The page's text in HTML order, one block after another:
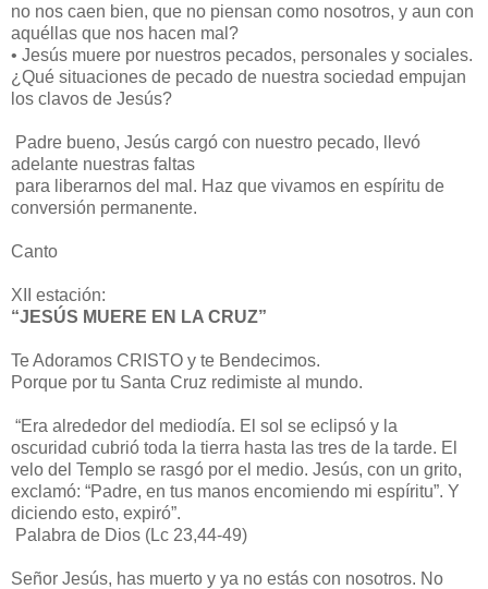
no nos caen bien, que no piensan como nosotros, y aun con
aquéllas que nos hacen mal?
• Jesús muere por nuestros pecados, personales y sociales.
¿Qué situaciones de pecado de nuestra sociedad empujan
los clavos de Jesús?
Padre bueno, Jesús cargó con nuestro pecado, llevó
adelante nuestras faltas
para liberarnos del mal. Haz que vivamos en espíritu de
conversión permanente.
Canto
XII estación:
“JESÚS MUERE EN LA CRUZ”
Te Adoramos CRISTO y te Bendecimos.
Porque por tu Santa Cruz redimiste al mundo.
“Era alrededor del mediodía. El sol se eclipsó y la
oscuridad cubrió toda la tierra hasta las tres de la tarde. El
velo del Templo se rasgó por el medio. Jesús, con un grito,
exclamó: “Padre, en tus manos encomiendo mi espíritu”. Y
diciendo esto, expiró”.
Palabra de Dios (Lc 23,44-49)
Señor Jesús, has muerto y ya no estás con nosotros. No